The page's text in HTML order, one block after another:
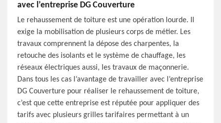
avec l’entreprise DG Couverture
Le rehaussement de toiture est une opération lourde. Il
exige la mobilisation de plusieurs corps de métier. Les
travaux comprennent la dépose des charpentes, la
retouche des isolants et le système de chauffage, les
réseaux électriques aussi, les travaux de maçonnerie.
Dans tous les cas l’avantage de travailler avec l’entreprise
DG Couverture pour réaliser le rehaussement de toiture,
c’est que cette entreprise est réputée pour appliquer des
tarifs avec plusieurs grilles tarifaires permettant à un